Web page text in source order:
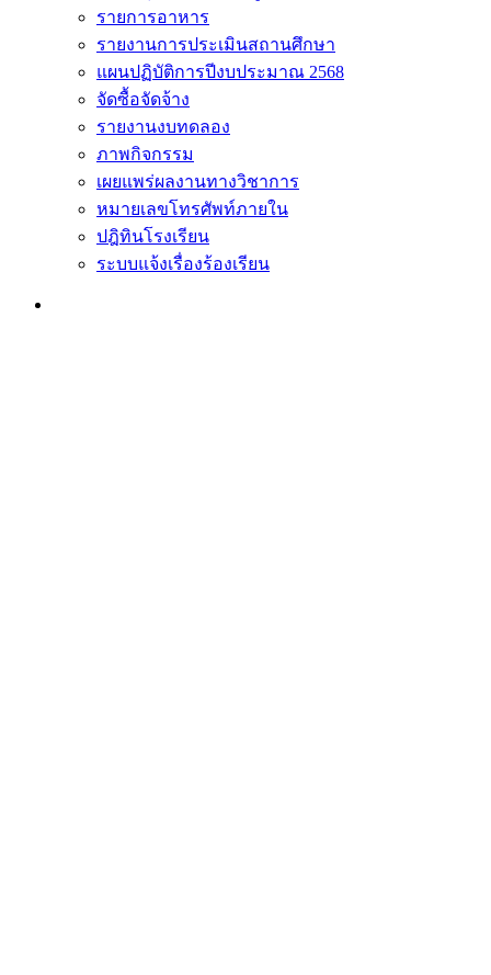
รายการอาหาร
รายงานการประเมินสถานศึกษา
แผนปฏิบัติการปีงบประมาณ 2568
จัดซื้อจัดจ้าง
รายงานงบทดลอง
ภาพกิจกรรม
เผยแพร่ผลงานทางวิชาการ
หมายเลขโทรศัพท์ภายใน
ปฎิทินโรงเรียน
ระบบแจ้งเรื่องร้องเรียน